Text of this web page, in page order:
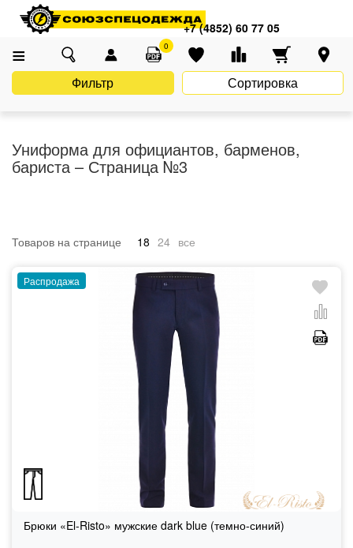
+7 (4852) 60 77 05
0
Главная Каталог Униформа
ХОРЕКА (кафе, рестораны, отели)
Униформа для официантов, барменов, бариста
Униформа для официантов, барменов,
бариста – Страница №3
Фильтр Сортировка
Товаров на странице 18 24 все
Распродажа
Брюки «El-Risto» мужские dark blue (темно-синий)